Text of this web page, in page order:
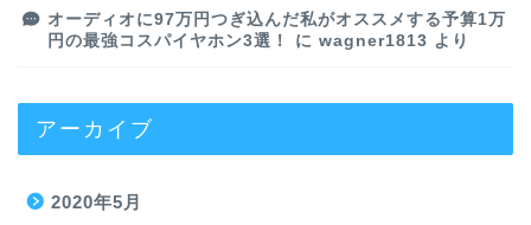
オーディオに97万円つぎ込んだ私がオススメする予算1万
円の最強コスパイヤホン3選！
に wagner1813 より
アーカイブ
2020年5月